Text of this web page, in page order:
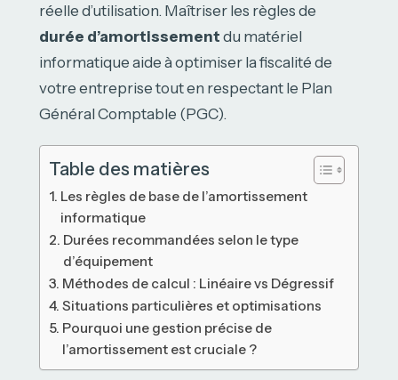
réelle d’utilisation. Maîtriser les règles de
durée d’amortissement du matériel
informatique aide à optimiser la fiscalité de
votre entreprise tout en respectant le Plan
Général Comptable (PGC).
Table des matières
Les règles de base de l’amortissement
informatique
Durées recommandées selon le type
d’équipement
Méthodes de calcul : Linéaire vs Dégressif
Situations particulières et optimisations
Pourquoi une gestion précise de
l’amortissement est cruciale ?